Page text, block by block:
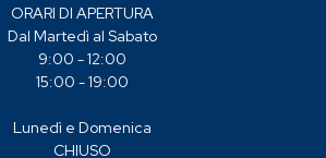
ORARI DI APERTURA
Dal Martedì al Sabato
9:00 - 12:00
15:00 - 19:00
Lunedì e Domenica
CHIUSO